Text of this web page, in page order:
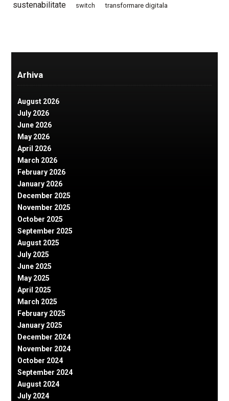
sustenabilitate switch transformare digitala
Arhiva
August 2026
July 2026
June 2026
May 2026
April 2026
March 2026
February 2026
January 2026
December 2025
November 2025
October 2025
September 2025
August 2025
July 2025
June 2025
May 2025
April 2025
March 2025
February 2025
January 2025
December 2024
November 2024
October 2024
September 2024
August 2024
July 2024